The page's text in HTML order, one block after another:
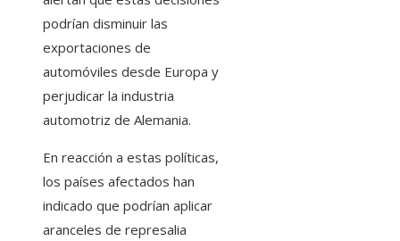
podrían disminuir las
exportaciones de
automóviles desde Europa y
perjudicar la industria
automotriz de Alemania.
En reacción a estas políticas,
los países afectados han
indicado que podrían aplicar
aranceles de represalia